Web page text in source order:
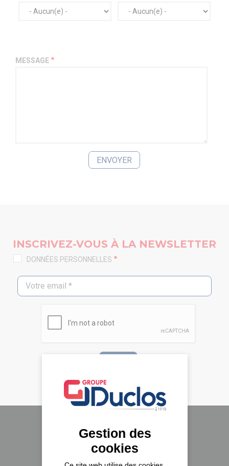
MESSAGE
INSCRIVEZ-VOUS À LA NEWSLETTER
DONNÉES PERSONNELLES
Le groupe Duclos
A propos
Gestion des
cookies